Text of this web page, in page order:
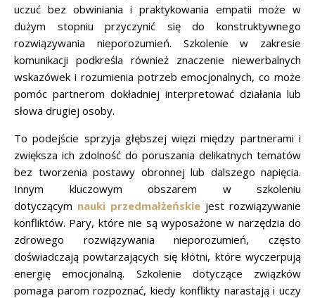
uczuć bez obwiniania i praktykowania empatii może w
dużym stopniu przyczynić się do konstruktywnego
rozwiązywania nieporozumień. Szkolenie w zakresie
komunikacji podkreśla również znaczenie niewerbalnych
wskazówek i rozumienia potrzeb emocjonalnych, co może
pomóc partnerom dokładniej interpretować działania lub
słowa drugiej osoby.
To podejście sprzyja głębszej więzi między partnerami i
zwiększa ich zdolność do poruszania delikatnych tematów
bez tworzenia postawy obronnej lub dalszego napięcia.
Innym kluczowym obszarem w szkoleniu
dotyczącym nauki przedmałżeńskie jest rozwiązywanie
konfliktów. Pary, które nie są wyposażone w narzędzia do
zdrowego rozwiązywania nieporozumień, często
doświadczają powtarzających się kłótni, które wyczerpują
energię emocjonalną. Szkolenie dotyczące związków
pomaga parom rozpoznać, kiedy konflikty narastają i uczy